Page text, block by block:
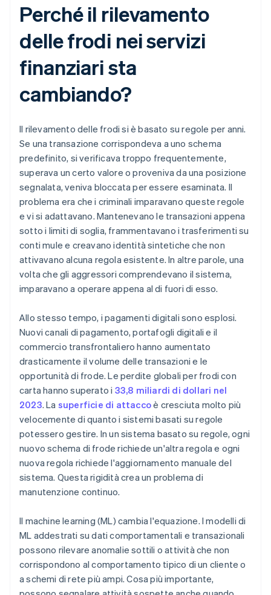
Perché il rilevamento
delle frodi nei servizi
finanziari sta
cambiando?
Il rilevamento delle frodi si è basato su regole per anni.
Se una transazione corrispondeva a uno schema
predefinito, si verificava troppo frequentemente,
superava un certo valore o proveniva da una posizione
segnalata, veniva bloccata per essere esaminata. Il
problema era che i criminali imparavano queste regole
e vi si adattavano. Mantenevano le transazioni appena
sotto i limiti di soglia, frammentavano i trasferimenti su
conti mule e creavano identità sintetiche che non
attivavano alcuna regola esistente. In altre parole, una
volta che gli aggressori comprendevano il sistema,
imparavano a operare appena al di fuori di esso.
Allo stesso tempo, i pagamenti digitali sono esplosi.
Nuovi canali di pagamento, portafogli digitali e il
commercio transfrontaliero hanno aumentato
drasticamente il volume delle transazioni e le
opportunità di frode. Le perdite globali per frodi con
carta hanno superato i 33,8 miliardi di dollari nel
2023. La superficie di attaccoè cresciuta molto più
velocemente di quanto i sistemi basati su regole
potessero gestire. In un sistema basato su regole, ogni
nuovo schema di frode richiede un'altra regola e ogni
nuova regola richiede l'aggiornamento manuale del
sistema. Questa rigidità crea un problema di
manutenzione continuo.
Il machine learning (ML) cambia l'equazione. I modelli di
ML addestrati su dati comportamentali e transazionali
possono rilevare anomalie sottili o attività che non
corrispondono al comportamento tipico di un cliente o
a schemi di rete più ampi. Cosa più importante,